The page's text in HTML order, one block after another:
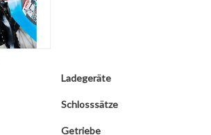
Ladegeräte
Schlosssätze
Getriebe